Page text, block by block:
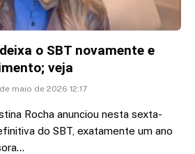
o SBT novamente e
veja
maio de 2026 12:17
Rocha anunciou nesta sexta-
do SBT, exatamente um ano